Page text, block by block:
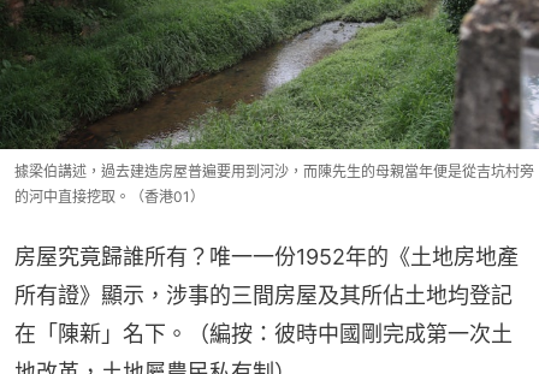
據梁伯講述，過去建造房屋普遍要用到河沙，而陳先生的母親當年便是從吉坑村旁
的河中直接挖取。（香港01）
房屋究竟歸誰所有？唯一一份1952年的《土地房地產
所有證》顯示，涉事的三間房屋及其所佔土地均登記
在「陳新」名下。（編按：彼時中國剛完成第一次土